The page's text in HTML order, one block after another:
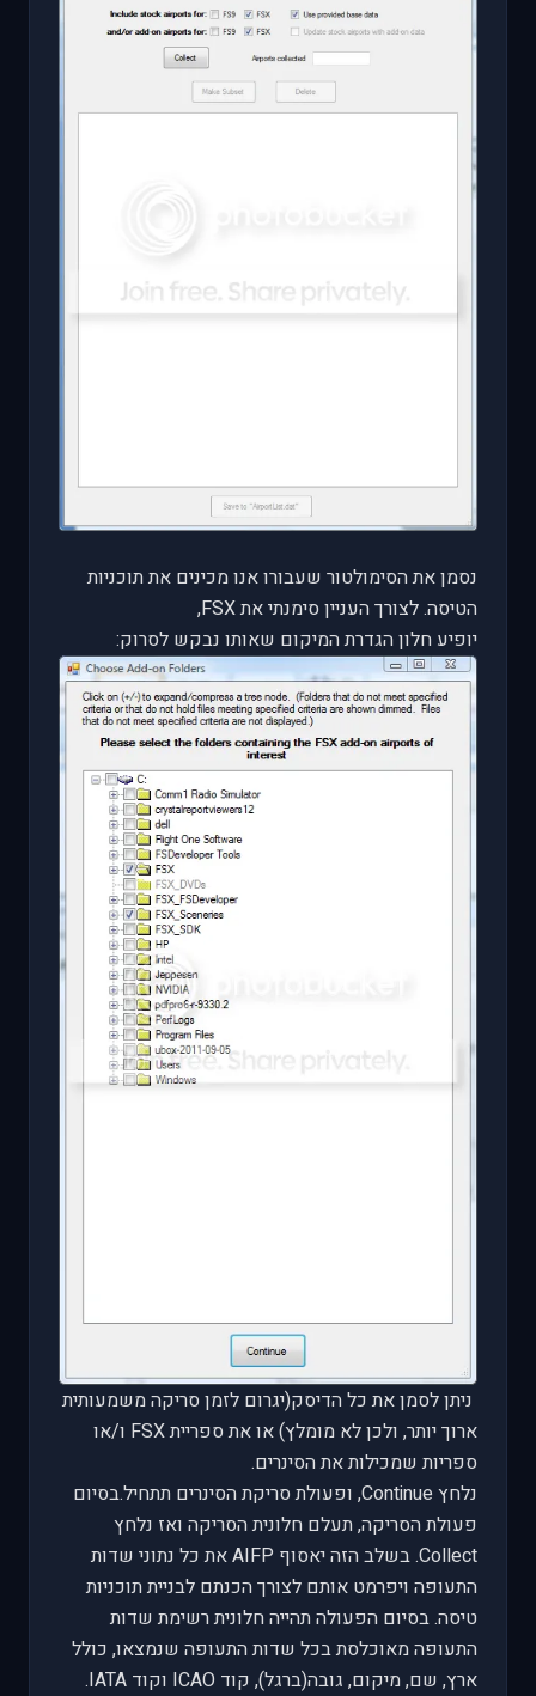
נסמן את הסימולטור שעבורו אנו מכינים את תוכניות
הטיסה. לצורך העניין סימנתי אתFSX
,
יופיע חלון הגדרת המיקום שאותו נבקש לסרוק:
ניתן לסמן את כל הדיסק(יגרום לזמן סריקה משמעותית
ארוך יותר, ולכן לא מומלץ) או את ספרייתFSX ו/או
ספריות שמכילות את הסינרים.
נלחץContinue, ופעולת סריקת הסינרים תתחיל.בסיום
פעולת הסריקה, תעלם חלונית הסריקה ואז נלחץ
Collect. בשלב הזה יאסוף AIFPאת כל נתוני שדות
התעופה ויפרמט אותם לצורך הכנתם לבניית תוכניות
טיסה. בסיום הפעולה תהייה חלונית רשימת שדות
התעופה מאוכלסת בכל שדות התעופה שנמצאו, כולל
ארץ, שם, מיקום, גובה(ברגל), קוד ICAO וקוד IATA
.